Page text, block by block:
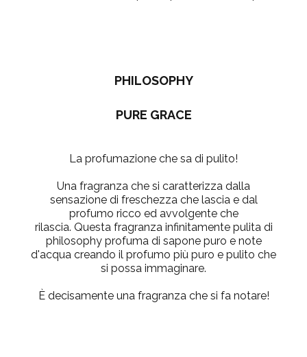
PHILOSOPHY
PURE GRACE
La profumazione che sa di pulito!
Una fragranza che si caratterizza dalla
sensazione di freschezza che lascia e dal
profumo ricco ed avvolgente che
rilascia. Questa fragranza infinitamente pulita di
philosophy profuma di sapone puro e note
d'acqua creando il profumo più puro e pulito che
si possa immaginare.
È decisamente una fragranza che si fa notare!